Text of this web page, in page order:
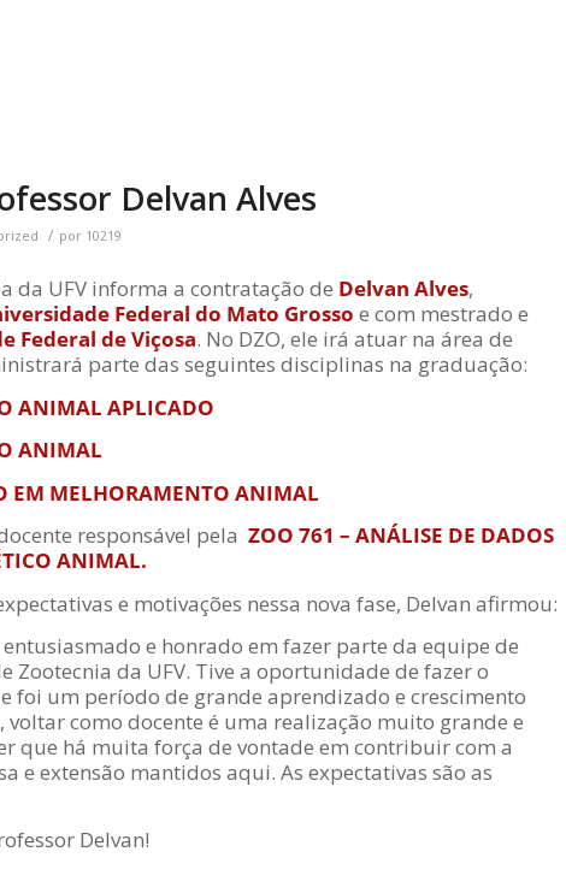
Delvan Alves
/ por 10219
da UFV informa a contratação de Delvan Alves,
Federal do Mato Grosso e com mestrado e
Federal de Viçosa. No DZO, ele irá atuar na área de
parte das seguintes disciplinas na graduação:
ANIMAL APLICADO
ANIMAL
EM MELHORAMENTO ANIMAL
responsável pela ZOO 761 – ANÁLISE DE DADOS
ANIMAL.
e motivações nessa nova fase, Delvan afirmou:
e honrado em fazer parte da equipe de
Zootecnia da UFV. Tive a oportunidade de fazer o
foi um período de grande aprendizado e crescimento
voltar como docente é uma realização muito grande e
que há muita força de vontade em contribuir com a
e extensão mantidos aqui. As expectativas são as
Delvan!